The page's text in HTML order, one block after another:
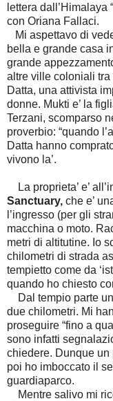
lettera dall’Himalaya
con Oriana Fallaci.
Mi aspettavo di
bella e grande casa
grande
altre ville coloniali
Datta, una attivista
donne. Mukti e’ la
Terzani, scomparso
proverbio: “quando
Datta hanno
vivono la’.
La proprieta’ e’
Sanctuary, che e’
l’ingresso (per gli
macchina o moto.
metri di altitutine. Io
chilometri di strada
tempietto come da
quando ho chiesto
Dal tempio parte
due chilometri. Mi
proseguire “fino a
sono infatti
chiedere. Dunque un
poi ho imboccato il
guardiaparco.
Mentre salivo mi